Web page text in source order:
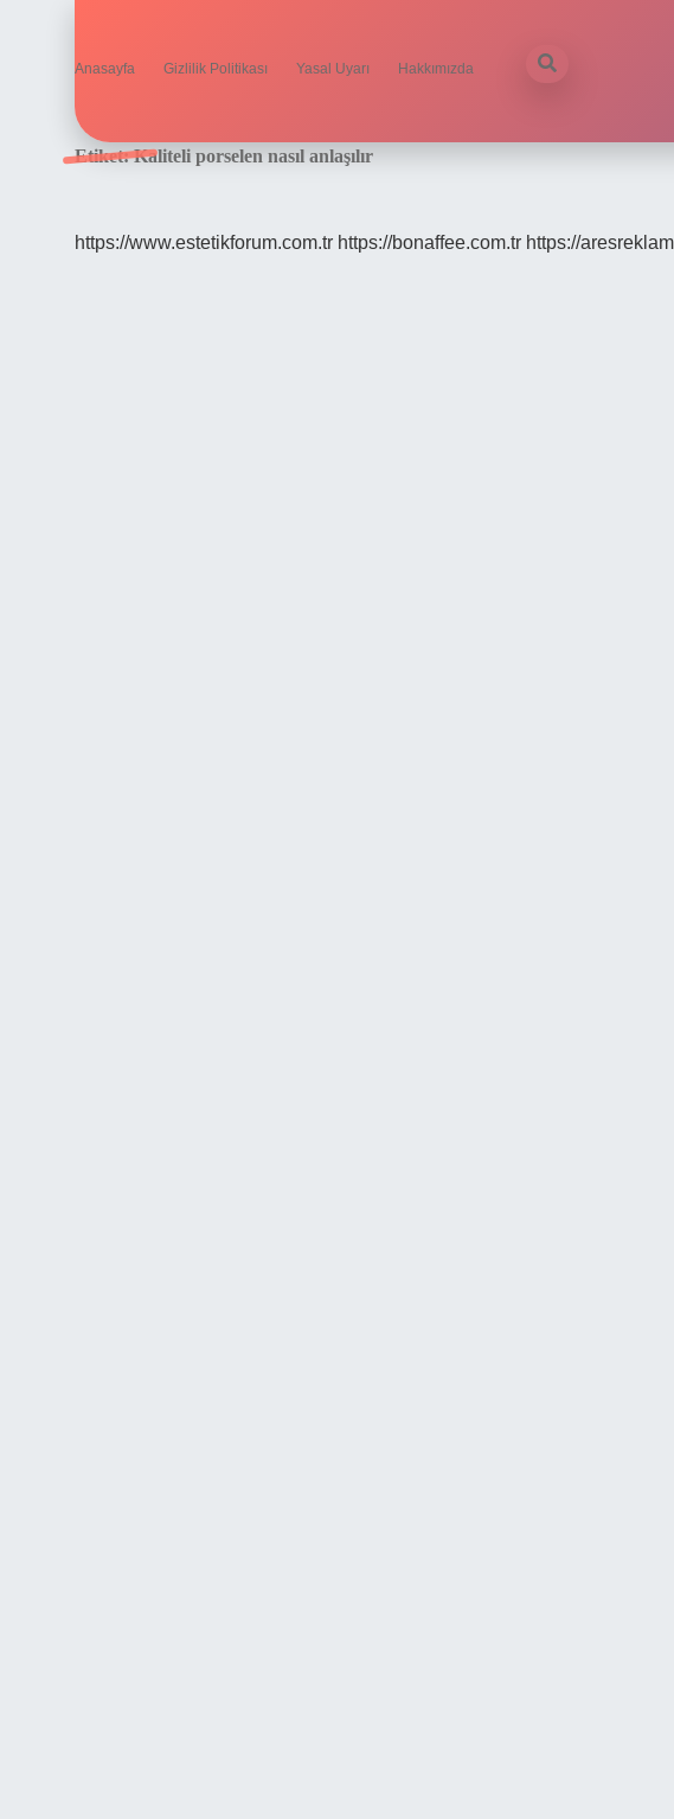
Anasayfa Gizlilik Politikası Yasal Uyarı Hakkımızda
Etiket:Kaliteli porselen nasıl anlaşılır
https://www.estetikforum.com.tr https://bonaffee.com.tr https://